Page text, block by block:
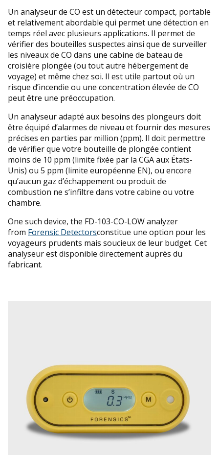
Un analyseur de CO est un détecteur compact, portable
et relativement abordable qui permet une détection en
temps réel avec plusieurs applications. Il permet de
vérifier des bouteilles suspectes ainsi que de surveiller
les niveaux de CO dans une cabine de bateau de
croisière plongée (ou tout autre hébergement de
voyage) et même chez soi. Il est utile partout où un
risque d’incendie ou une concentration élevée de CO
peut être une préoccupation.
Un analyseur adapté aux besoins des plongeurs doit
être équipé d’alarmes de niveau et fournir des mesures
précises en parties par million (ppm). Il doit permettre
de vérifier que votre bouteille de plongée contient
moins de 10 ppm (limite fixée par la CGA aux États-
Unis) ou 5 ppm (limite européenne EN), ou encore
qu’aucun gaz d’échappement ou produit de
combustion ne s’infiltre dans votre cabine ou votre
chambre.
One such device, the FD-103-CO-LOW analyzer
from Forensic Detectorsconstitue une option pour les
voyageurs prudents mais soucieux de leur budget. Cet
analyseur est disponible directement auprès du
fabricant.